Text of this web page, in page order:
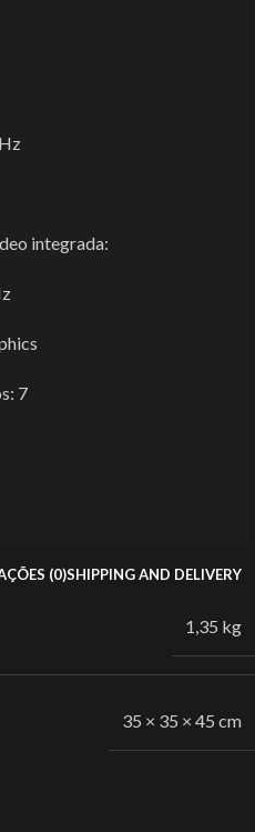
integrada:
7
(0)SHIPPING AND DELIVERY
1,35 kg
35 × 35 × 45 cm